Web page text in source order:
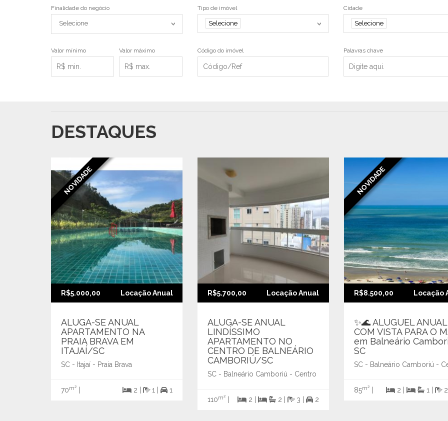
Finalidade do negócio
Selecione
Tipo de imóvel
Selecione
Cidade
Selecione
Valor mínimo Valor máximo Código do imóvel Palavras chave
DESTAQUES
NOVIDADE
R$5.000,00 Locação Anual
ALUGA-SE ANUAL
APARTAMENTO NA
PRAIA BRAVA EM
ITAJAÍ/SC
SC - Itajaí - Praia Brava
70m² 2 | 1 | 1
R$5.700,00 Locação Anual
ALUGA-SE ANUAL
LINDÍSSIMO
APARTAMENTO NO
CENTRO DE BALNEÁRIO
CAMBORIÚ/SC
SC - Balneário Camboriú - Centro
110m² 2 | 2 | 3 | 2
NOVIDADE
R$8.500,00 Locação
✨🌊 ALUGUEL ANUAL
COM VISTA PARA O
em Balneário
SC
SC - Balneário Camboriú -
85m² 2 | 1 | 2